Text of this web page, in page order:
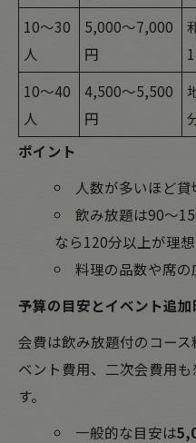
10～30
人
5,000～7,000
円
10～40
人
4,500～5,500
円
ポイント
人数が多いほど
飲み放題は90～
なら120分以上が理想
料理の品数や席
予算の目安とイベント追加
会費は飲み放題付のコー
ベント費用、二次会費用
す。
一般的な目安は